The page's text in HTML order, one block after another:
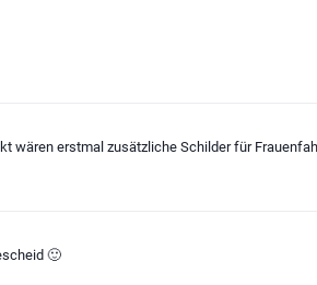
wären erstmal zusätzliche Schilder für
🙂